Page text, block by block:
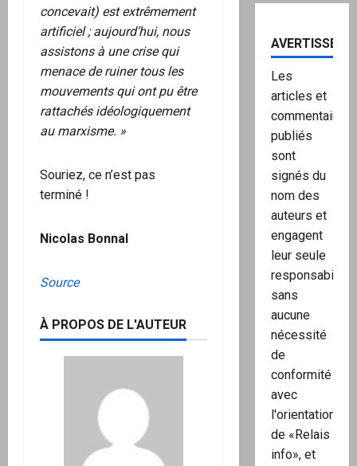
concevait) est extrêmement
artificiel ; aujourd’hui, nous
assistons à une crise qui
menace de ruiner tous les
mouvements qui ont pu être
rattachés idéologiquement
au marxisme. »
Souriez, ce n’est pas
terminé !
Nicolas Bonnal
Source
À PROPOS DE L'AUTEUR
Les
articles et
commentaires
publiés
sont
signés du
nom des
auteurs et
engagent
leur seule
responsabilité,
sans
aucune
nécessité
de
conformité
avec
l'orientation
de «Relais
info», et